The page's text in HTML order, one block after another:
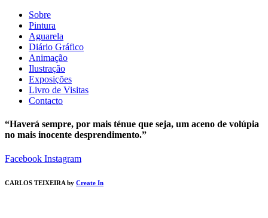
Sobre
Pintura
Aguarela
Diário Gráfico
Animação
Ilustração
Exposições
Livro de Visitas
Contacto
“Haverá sempre, por mais ténue que seja, um aceno de volúpia
no mais inocente desprendimento.”
Facebook Instagram
CARLOS TEIXEIRA by Create In